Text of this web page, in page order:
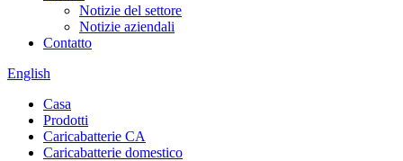
Notizie del settore
Notizie aziendali
Contatto
English
Casa
Prodotti
Caricabatterie CA
Caricabatterie domestico